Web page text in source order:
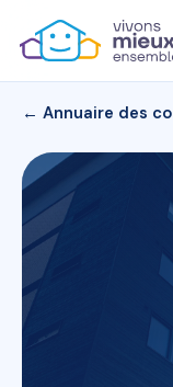
← Annuaire des